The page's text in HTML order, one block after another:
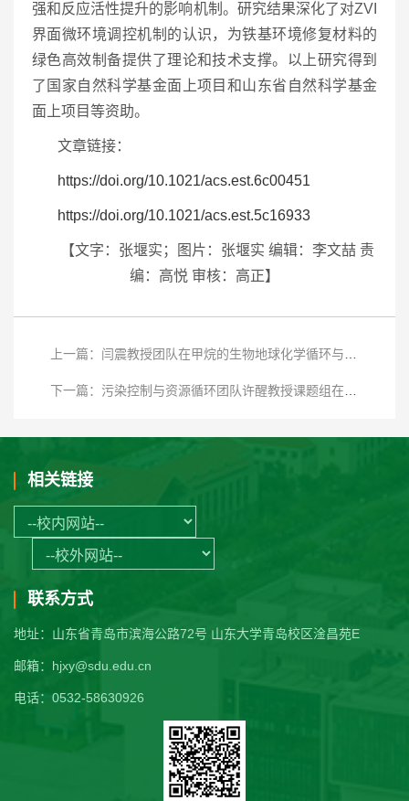
强和反应活性提升的影响机制。研究结果深化了对ZVI
界面微环境调控机制的认识，为铁基环境修复材料的
绿色高效制备提供了理论和技术支撑。以上研究得到
了国家自然科学基金面上项目和山东省自然科学基金
面上项目等资助。
文章链接：
https://doi.org/10.1021/acs.est.6c00451
https://doi.org/10.1021/acs.est.5c16933
【文字：张堰实；图片：张堰实 编辑：李文喆 责
编：高悦 审核：高正】
上一篇：闫震教授团队在甲烷的生物地球化学循环与减排调控领域取得新进展
下一篇：污染控制与资源循环团队许醒教授课题组在绿色水净化催化研究领域取得新进展
相关链接
联系方式
地址：山东省青岛市滨海公路72号 山东大学青岛校区淦昌苑E
邮箱：hjxy@sdu.edu.cn
电话：0532-58630926